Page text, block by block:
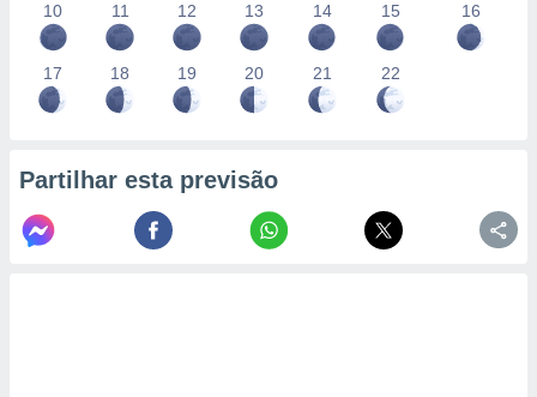
10 11 12 13 14 15 16
17 18 19 20 21 22
Partilhar esta previsão